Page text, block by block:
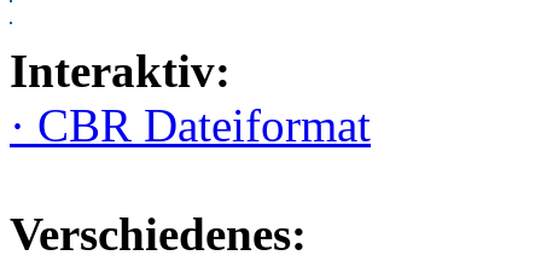
Interaktiv:
· CBR Dateiformat
Verschiedenes: